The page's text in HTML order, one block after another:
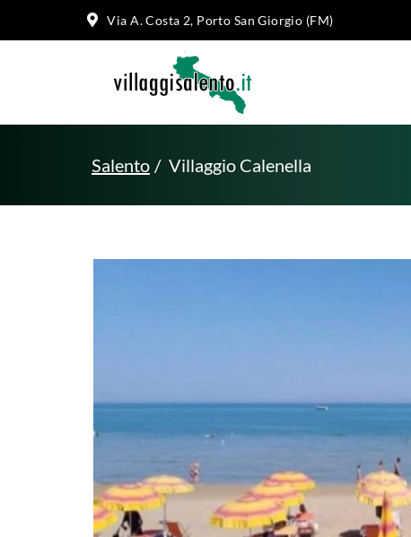
Via A. Costa 2, Porto San Giorgio (FM)
Salento Villaggio Calenella